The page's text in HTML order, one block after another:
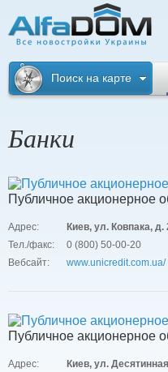
новостройки
Украины
Поиск на карте
Банки
Публичное акционерное
Адрес:
Киев, ул. Ковпака, д.
Тел./факс:
0 (800) 50-00-20
Вебсайт:
www.unicredit.com.ua/
Публичное акционерное
Адрес:
Киев, ул.